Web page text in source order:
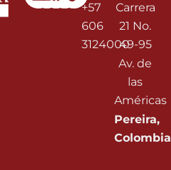
+57
606
3124000
Carrera
21 No.
49-95
Av. de
las
Américas
Pereira,
Colombia